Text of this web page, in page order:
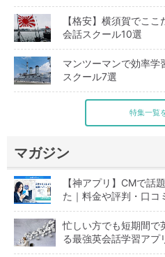
【格安】横須賀でこ
会話スクール10選
マンツーマンで効率学
スクール7選
特集一覧
マガジン
【神アプリ】CMで話
た｜料金や評判・口コ
忙しい方でも短期間で
る最強英会話学習アプ